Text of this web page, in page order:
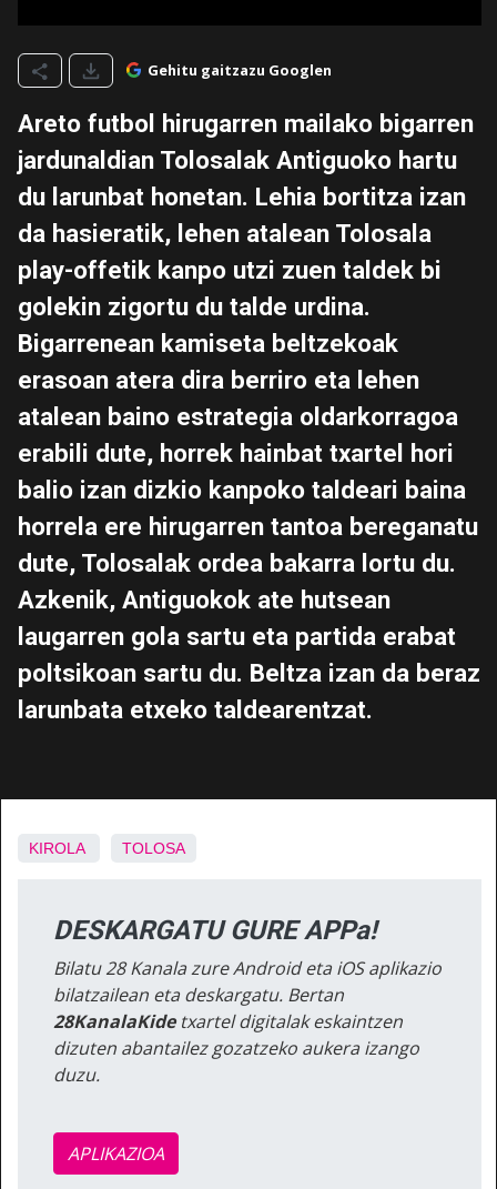
Gehitu gaitzazu Googlen
Areto futbol hirugarren mailako bigarren
jardunaldian Tolosalak Antiguoko hartu
du larunbat honetan. Lehia bortitza izan
da hasieratik, lehen atalean Tolosala
play-offetik kanpo utzi zuen taldek bi
golekin zigortu du talde urdina.
Bigarrenean kamiseta beltzekoak
erasoan atera dira berriro eta lehen
atalean baino estrategia oldarkorragoa
erabili dute, horrek hainbat txartel hori
balio izan dizkio kanpoko taldeari baina
horrela ere hirugarren tantoa bereganatu
dute, Tolosalak ordea bakarra lortu du.
Azkenik, Antiguokok ate hutsean
laugarren gola sartu eta partida erabat
poltsikoan sartu du. Beltza izan da beraz
larunbata etxeko taldearentzat.
KIROLA TOLOSA
DESKARGATU GURE APPa!
Bilatu 28 Kanala zure Android eta iOS aplikazio
bilatzailean eta deskargatu. Bertan
28KanalaKidetxartel digitalak eskaintzen
dizuten abantailez gozatzeko aukera izango
duzu.
APLIKAZIOA